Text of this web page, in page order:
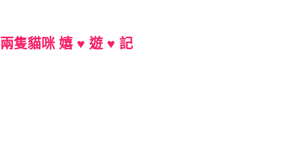
兩隻貓咪 嬉 ♥ 遊 ♥ 記